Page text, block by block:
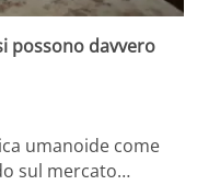
possono davvero
umanoide come
sul mercato…